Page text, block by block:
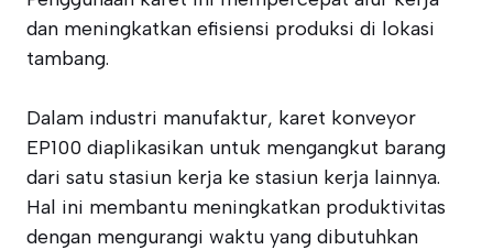
dan meningkatkan efisiensi produksi di lokasi
tambang.
Dalam industri manufaktur, karet konveyor
EP100 diaplikasikan untuk mengangkut barang
dari satu stasiun kerja ke stasiun kerja lainnya.
Hal ini membantu meningkatkan produktivitas
dengan mengurangi waktu yang dibutuhkan